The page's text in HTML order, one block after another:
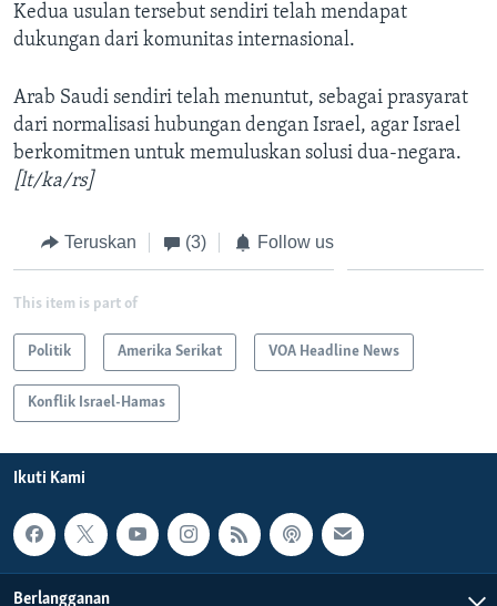
Kedua usulan tersebut sendiri telah mendapat
dukungan dari komunitas internasional.
Arab Saudi sendiri telah menuntut, sebagai prasyarat
dari normalisasi hubungan dengan Israel, agar Israel
berkomitmen untuk memuluskan solusi dua-negara.
[lt/ka/rs]
Teruskan (3) Follow us
This item is part of
Politik Amerika Serikat VOA Headline News
Konflik Israel-Hamas
Ikuti Kami
Berlangganan